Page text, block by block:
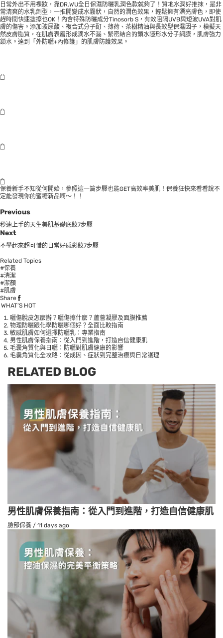
日常外出不用裸妝，靠DR.WU全日保濕防曬乳潤色款就夠了！質地水潤好推抹，是非
常清爽的水乳劑型，一推開變成水霧狀，自然的潤色效果，輕鬆擁有漂亮膚色，即使
趕時間快速塗擦也OK！內含特殊防曬成分Tinosorb S，有效阻隔UVB與短波UVA對肌
膚的傷害。添加玻尿酸、複合式分子酊、薄荷、茶樹精油與長效型保濕因子，模擬天
然皮膚脂質，在肌膚表層形成滴水不漏、緊密結合的鎖水隱形水分子網膜，肌膚強力
鎖水。達到「外防曬+內修護」的肌膚防護效果。
保養新手不知從何開始，參照這一篇步驟也能GET高效率美肌！保養狂快來看看說不
定能發現你的蜜糖新品啊～！！
Previous
秒速上手的天生美肌基礎底妝7步驟
Next
不學起來超可惜的日常好感彩妝7步驟
Related Topics
#保養
#清潔
#潔顏
#肌膚
Share
WHAT’S HOT
曬傷脫皮怎麼辦？曬傷擦什麼？蘆薈凝膠及面膜推薦
物理防曬跟化學防曬哪個好？全面比較指南
敏感肌膚如何選擇防曬乳：專業指南
男性肌膚保養指南：從入門到進階，打造自信健康肌
毛囊角質化與日曬：防曬對肌膚健康的影響
毛囊角質化全攻略：從成因、症狀到完整治療與日常護理
RELATED BLOG
男性肌膚保養指南：從入門到進階，打造自信健康肌
臉部保養 / 11 days ago